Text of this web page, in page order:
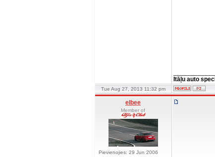
Itāļu auto
Tue Aug 27, 2013 11:32 pm
elbee
Member of
Pievienojies: 29 Jun 2006